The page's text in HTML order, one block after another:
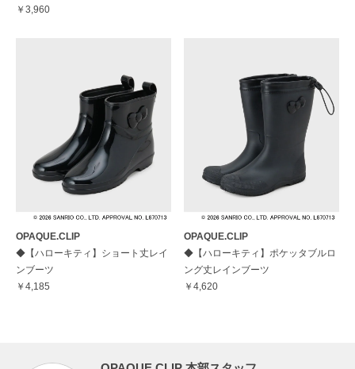
￥3,960
OPAQUE.CLIP
◆【ハローキティ】ショート丈レイ
ンブーツ
￥4,185
OPAQUE.CLIP
◆【ハローキティ】ポケッタブルロ
ング丈レインブーツ
￥4,620